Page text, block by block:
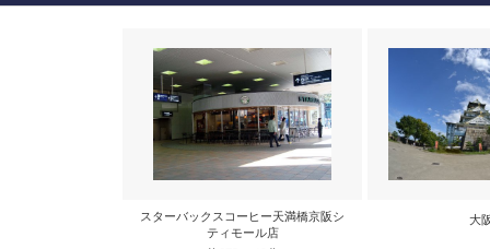
スターバックスコーヒー天満橋京阪シ
ティモール店
大